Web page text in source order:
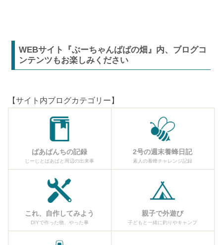
WEBサイト『ぶーちゃんばばの畑』内、ブログコ
ンテンツもお楽しみください
【サイト内ブログカテゴリー】
ばあばんちの記録
じーじとばあばと周辺の出来事
2号の週末養蜂日記
素人の養蜂チャレンジ記録
これ、自作してみよう
DIYで作った物、やった事
親子で外遊び
子どもと一緒に釣りやキャンプ